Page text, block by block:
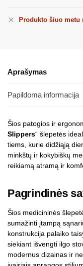
Produkto šiuo metu
Aprašymas
Papildoma informacija
Šios patogios ir
Slippers“ šlepetės
tiems, kurie didžiąją
minkštų ir kokybiškų
reikiamą atramą ir
Pagrindinės
Šios medicininės
sumažinti įtampą
konstrukcija palaiko
siekiant išvengti ilgo
modernus dizainas ir